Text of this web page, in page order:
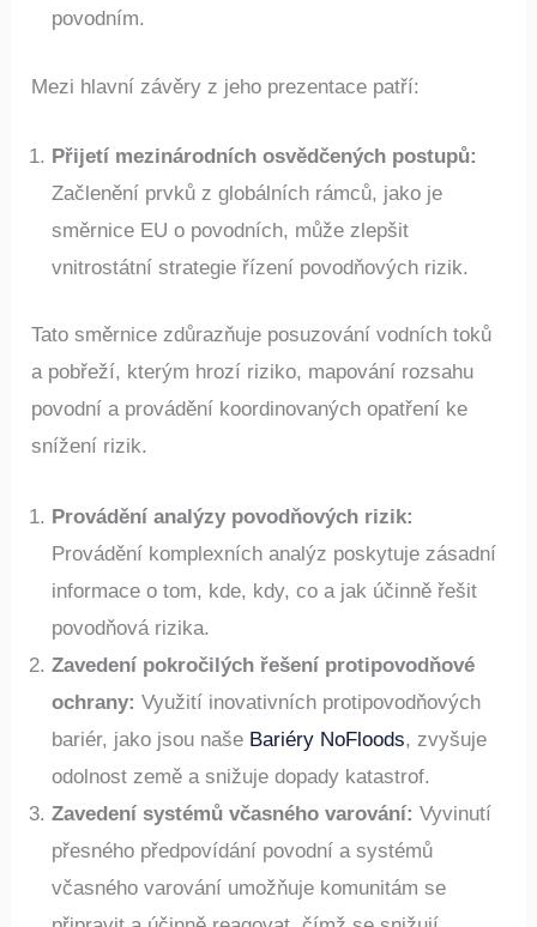
povodním.​
Mezi hlavní závěry z jeho prezentace patří:​
Přijetí mezinárodních osvědčených postupů:
Začlenění prvků z globálních rámců, jako je
směrnice EU o povodních, může zlepšit
vnitrostátní strategie řízení povodňových rizik.
Tato směrnice zdůrazňuje posuzování vodních toků
a pobřeží, kterým hrozí riziko, mapování rozsahu
povodní a provádění koordinovaných opatření ke
snížení rizik.
Provádění analýzy povodňových rizik:
Provádění komplexních analýz poskytuje zásadní
informace o tom, kde, kdy, co a jak účinně řešit
povodňová rizika.​
Zavedení pokročilých řešení protipovodňové
ochrany: Využití inovativních protipovodňových
bariér, jako jsou naše Bariéry NoFloods, zvyšuje
odolnost země a snižuje dopady katastrof.​
Zavedení systémů včasného varování: Vyvinutí
přesného předpovídání povodní a systémů
včasného varování umožňuje komunitám se